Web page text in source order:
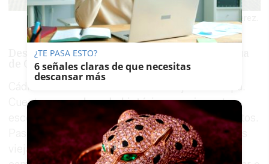
Vista panorámica de un pago al noroeste de Jerez.
Descubrir la historia de la ciudad más antigua
de Occidente
Cádiz es la ciudad habitada más vieja de Europa.
Cuenta con unlegado histórico apasionante,
escondido detrás de cada uno de los monumentos.
Pasear por el barrio de Santa María, acariciar las
viejas piedras del Teatro Romano, escuchar las
¿TE PASA ESTO?
6 señales claras de que necesitas
descansar más